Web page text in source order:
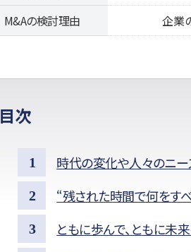
M&Aの検討理由
企業
目次
時代の変化や人々のニー
“残された時間で何をす
ともに歩んで、ともに未